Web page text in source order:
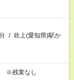
/ 吹上(愛知県)駅か
) ※残業なし